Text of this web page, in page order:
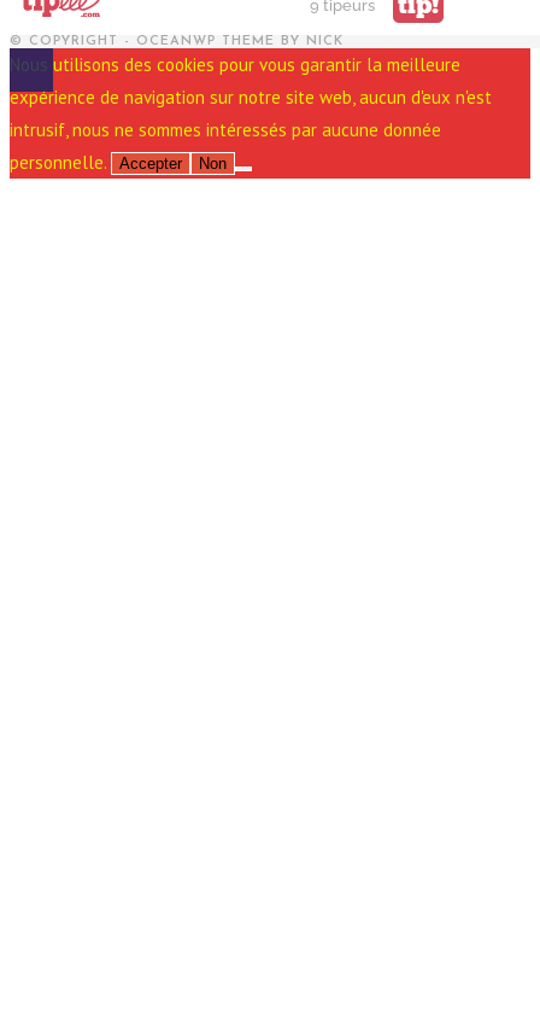
9 tipeurs
© COPYRIGHT - OCEANWP THEME BY NICK
Nous utilisons des cookies pour vous garantir la meilleure
expérience de navigation sur notre site web, aucun d'eux n'est
intrusif, nous ne sommes intéressés par aucune donnée
personnelle.
Accepter Non